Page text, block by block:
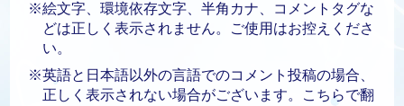
※絵文字、環境依存文字、半角カナ、コメントタグな
どは正しく表示されません。ご使用はお控えくださ
い。
※英語と日本語以外の言語でのコメント投稿の場合、
正しく表示されない場合がございます。こちらで翻